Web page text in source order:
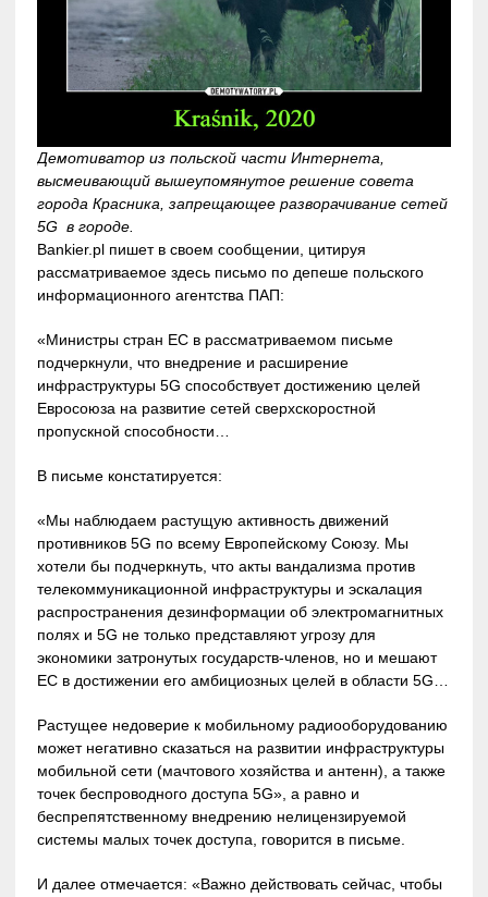
Демотиватор из польской части Интернета,
высмеивающий вышеупомянутое решение совета
города Красника, запрещающее разворачивание сетей
5G в городе.
Bankier.pl пишет в своем сообщении, цитируя
рассматриваемое здесь письмо по депеше польского
информационного агентства ПАП:
«Министры стран ЕС в рассматриваемом письме
подчеркнули, что внедрение и расширение
инфраструктуры 5G способствует достижению целей
Евросоюза на развитие сетей сверхскоростной
пропускной способности…
В письме констатируется:
«Мы наблюдаем растущую активность движений
противников 5G по всему Европейскому Союзу. Мы
хотели бы подчеркнуть, что акты вандализма против
телекоммуникационной инфраструктуры и эскалация
распространения дезинформации об электромагнитных
полях и 5G не только представляют угрозу для
экономики затронутых государств-членов, но и мешают
ЕС в достижении его амбициозных целей в области 5G…
Растущее недоверие к мобильному радиооборудованию
может негативно сказаться на развитии инфраструктуры
мобильной сети (мачтового хозяйства и антенн), а также
точек беспроводного доступа 5G», а равно и
беспрепятственному внедрению нелицензируемой
системы малых точек доступа, говорится в письме.
И далее отмечается: «Важно действовать сейчас, чтобы